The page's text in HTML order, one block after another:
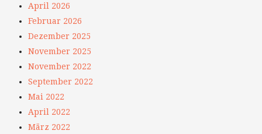
April 2026
Februar 2026
Dezember 2025
November 2025
November 2022
September 2022
Mai 2022
April 2022
März 2022